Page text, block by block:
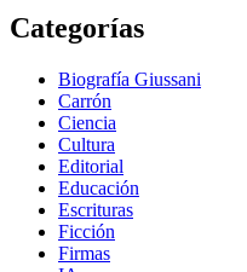
Categorías
Biografía Giussani
Carrón
Ciencia
Cultura
Editorial
Educación
Escrituras
Ficción
Firmas